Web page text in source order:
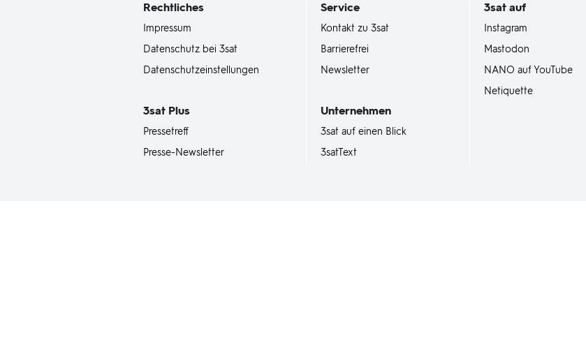
Rechtliches
Impressum
Datenschutz bei 3sat
Datenschutzeinstellungen
3satPlus
Pressetreff
Presse-Newsletter
Service
Kontakt zu 3sat
Barrierefrei
Newsletter
Unternehmen
3sat auf einen Blick
3satText
3sat auf
Instagram
Mastodon
NANO auf YouTube
Netiquette